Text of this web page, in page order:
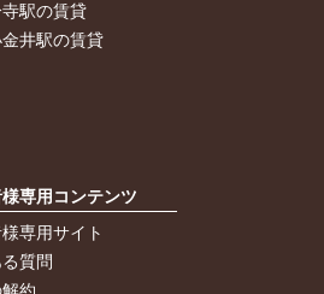
駅の賃貸
井駅の賃貸
様専用コンテンツ
専用サイト
質問